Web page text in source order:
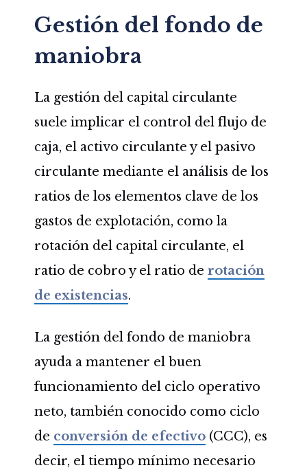
Gestión del fondo de
maniobra
La gestión del capital circulante
suele implicar el control del flujo de
caja, el activo circulante y el pasivo
circulante mediante el análisis de los
ratios de los elementos clave de los
gastos de explotación, como la
rotación del capital circulante, el
ratio de cobro y el ratio de rotación
de existencias.
La gestión del fondo de maniobra
ayuda a mantener el buen
funcionamiento del ciclo operativo
neto, también conocido como ciclo
de conversión de efectivo(CCC), es
decir, el tiempo mínimo necesario